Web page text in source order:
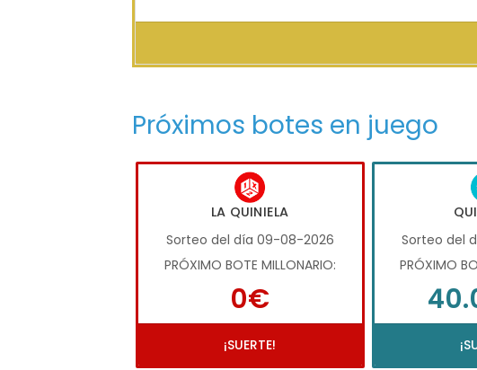
Próximos botes en juego
LA QUINIELA
Sorteo del día 09-08-2026
PRÓXIMO BOTE MILLONARIO:
0€
¡SUERTE!
Sorteo del
PRÓXIMO